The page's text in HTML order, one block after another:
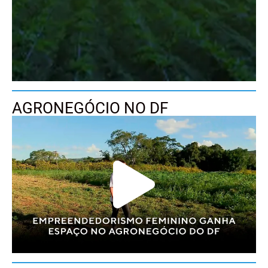
AGRONEGÓCIO NO DF